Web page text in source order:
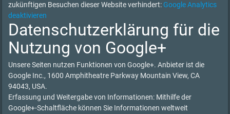
zukünftigen Besuchen dieser Website verhindert: Google Analytics
deaktivieren
Datenschutzerklärung für die
Nutzung von Google+
Unsere Seiten nutzen Funktionen von Google+. Anbieter ist die
Google Inc., 1600 Amphitheatre Parkway Mountain View, CA
94043, USA.
Erfassung und Weitergabe von Informationen: Mithilfe der
Google+-Schaltfläche können Sie Informationen weltweit